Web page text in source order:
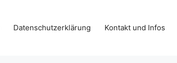
Datenschutzerklärung Kontakt und Infos